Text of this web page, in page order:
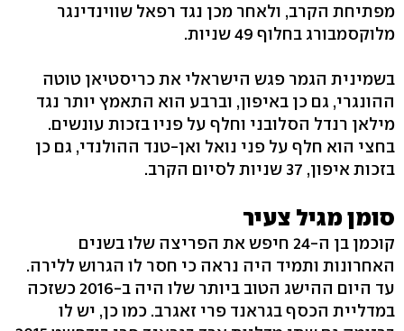
מפתיחת הקרב, ולאחר מכן נגד רפאל שווינדינגר
מלוקסמבורג בחלוף 49 שניות.
בשמינית הגמר פגש הישראלי את כריסטיאן טוטה
ההונגרי, גם כן באיפון, וברבע הוא התאמץ יותר נגד
מילאן רנדל הסלובני וחלף על פניו בזכות עונשים.
בחצי הוא חלף על פני נואל ואן-טנד ההולנדי, גם כן
בזכות איפון, 37 שניות לסיום הקרב.
סומן מגיל צעיר
קוכמן בן ה-24 חיפש את הפריצה שלו בשנים
האחרונות ותמיד היה נראה כי חסר לו הגרוש ללירה.
עד היום ההישג הטוב ביותר שלו היה ב-2016 כשזכה
במדליית הכסף בגראנד פרי זאגרב. כמו כן, יש לו